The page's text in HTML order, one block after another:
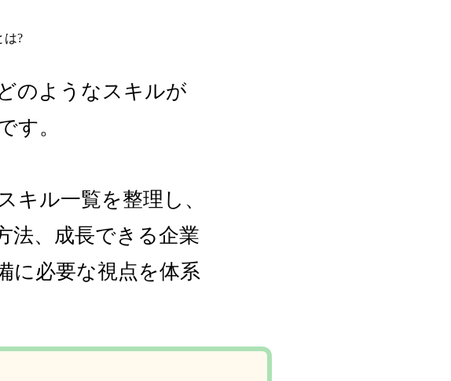
のようなスキルが
す。
キル一覧を整理し、
法、成長できる企業
に必要な視点を体系